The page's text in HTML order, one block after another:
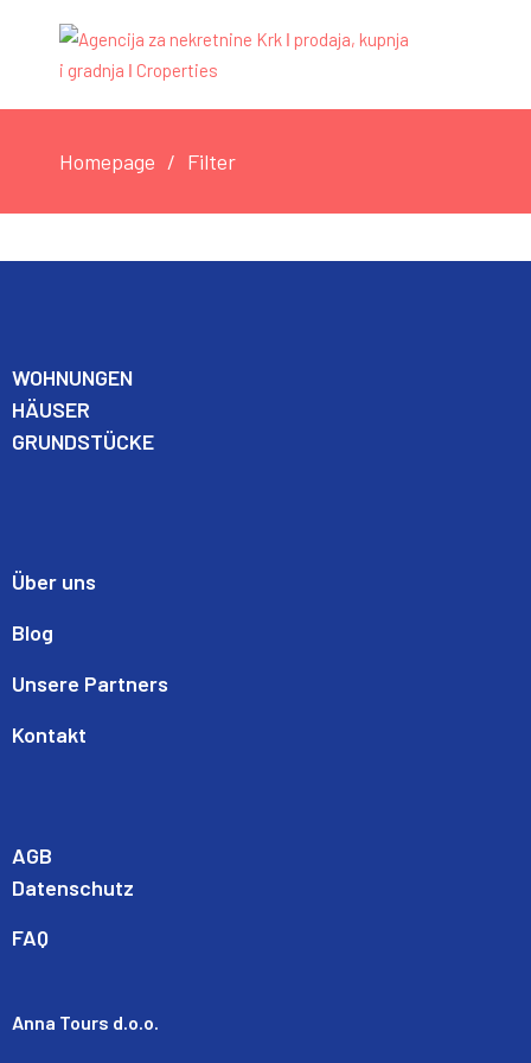
Homepage Filter
WOHNUNGEN
HÄUSER
GRUNDSTÜCKE
Über uns
Blog
Unsere Partners
Kontakt
AGB
Datenschutz
FAQ
Anna Tours d.o.o.